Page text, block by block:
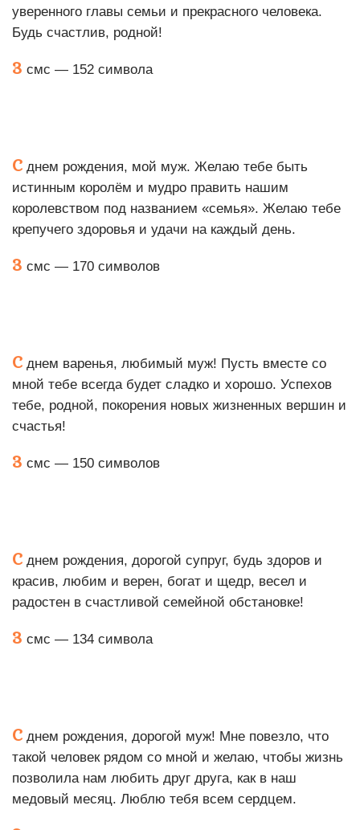
уверенного главы семьи и прекрасного человека.
Будь счастлив, родной!
3 смс — 152 символа
С днем рождения, мой муж. Желаю тебе быть
истинным королём и мудро править нашим
королевством под названием «семья». Желаю тебе
крепучего здоровья и удачи на каждый день.
3 смс — 170 символов
С днем варенья, любимый муж! Пусть вместе со
мной тебе всегда будет сладко и хорошо. Успехов
тебе, родной, покорения новых жизненных вершин и
счастья!
3 смс — 150 символов
С днем рождения, дорогой супруг, будь здоров и
красив, любим и верен, богат и щедр, весел и
радостен в счастливой семейной обстановке!
3 смс — 134 символа
С днем рождения, дорогой муж! Мне повезло, что
такой человек рядом со мной и желаю, чтобы жизнь
позволила нам любить друг друга, как в наш
медовый месяц. Люблю тебя всем сердцем.